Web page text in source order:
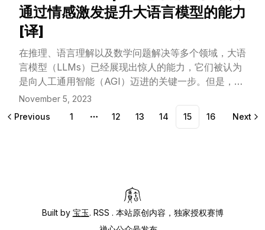
式推理。这种隐式的推理步骤，是通过对一个接受过显
式思维链推理训练的教师模型进行“知识蒸馏”得来的。
不同于传统的“横向”逐字输出推理过程，我们的方法
是“纵向”的，在模型不同层级的隐藏状态间进行推理。
通过对多位数乘法任务和小学数学问题数据集的实验，
我们发现这种方法能解决那些没有显式思维链条就无法
解决的问题，并且其速度与直接给出答案而不进行任何
推理的速度相当。
通过情感激发提升大语言模型的能力
[译]
在推理、语言理解以及数学问题解决等多个领域，大语
言模型（LLMs）已经展现出惊人的能力，它们被认为
是向人工通用智能（AGI）迈进的关键一步。但是，
LLMs 对提示语的敏感性仍然是它们普及应用的一大难
EmotionPrompt，旨在通过加入情绪刺激来提升
越了传统提示和 Zero-shot-CoT，还在包括
ChatGPT、Vicuna-13b、Bloom 和 Flan-T5-large
等多种模型上都实现了这一成效。此外，
November 5, 2023
Previous 1
More pages
12 13 14 15 16 Next
Built by 宝玉. RSS . 本站原创内容，独家授权赛博